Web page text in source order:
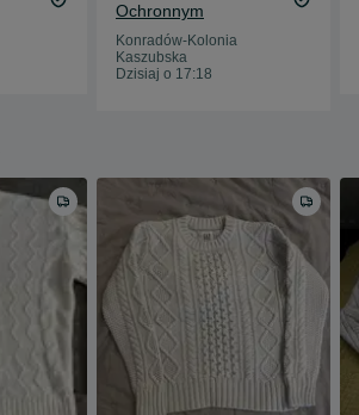
Ochronnym
Konradów-Kolonia
Kaszubska
Dzisiaj o 17:18